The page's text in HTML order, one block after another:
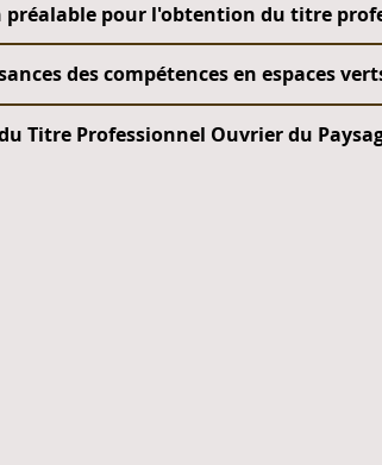
préalable pour l'obtention du titre
des compétences en espaces
Titre Professionnel Ouvrier du